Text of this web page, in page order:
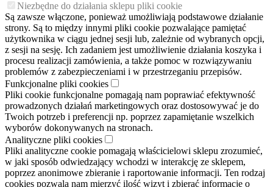
Niezbędne do działania sklepu pliki cookie
Są zawsze włączone, ponieważ umożliwiają podstawowe działanie
strony. Są to między innymi pliki cookie pozwalające pamiętać
użytkownika w ciągu jednej sesji lub, zależnie od wybranych opcji,
z sesji na sesję. Ich zadaniem jest umożliwienie działania koszyka i
procesu realizacji zamówienia, a także pomoc w rozwiązywaniu
problemów z zabezpieczeniami i w przestrzeganiu przepisów.
Funkcjonalne pliki cookies
Pliki cookie funkcjonalne pomagają nam poprawiać efektywność
prowadzonych działań marketingowych oraz dostosowywać je do
Twoich potrzeb i preferencji np. poprzez zapamiętanie wszelkich
wyborów dokonywanych na stronach.
Analityczne pliki cookies
Pliki analityczne cookie pomagają właścicielowi sklepu zrozumieć,
w jaki sposób odwiedzający wchodzi w interakcję ze sklepem,
poprzez anonimowe zbieranie i raportowanie informacji. Ten rodzaj
cookies pozwala nam mierzyć ilość wizyt i zbierać informacje o